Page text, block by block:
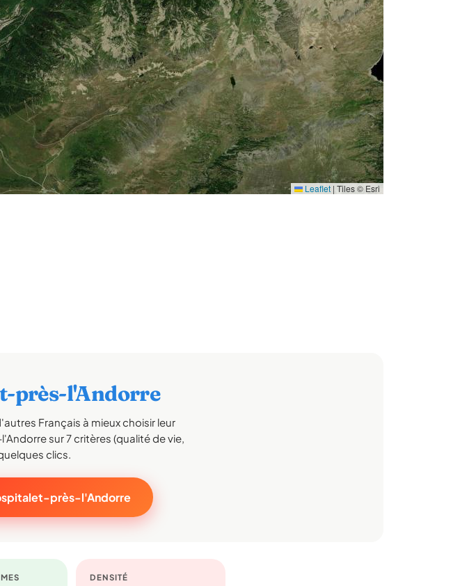
Leaflet | Tiles © Esri
près-l'Andorre
Français à mieux choisir leur
sur 7 critères (qualité de vie,
clics.
près-l'Andorre
DENSITÉ